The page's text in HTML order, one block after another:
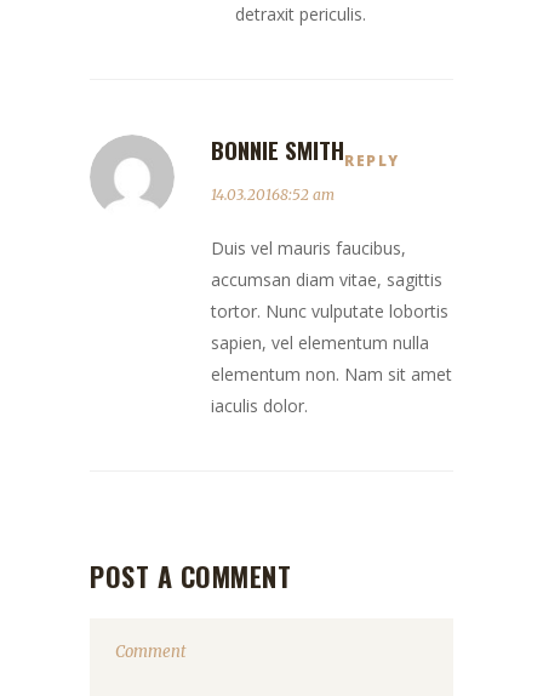
detraxit periculis.
BONNIE SMITHREPLY
14.03.20168:52 am
Duis vel mauris faucibus,
accumsan diam vitae, sagittis
tortor. Nunc vulputate lobortis
sapien, vel elementum nulla
elementum non. Nam sit amet
iaculis dolor.
POST A COMMENT